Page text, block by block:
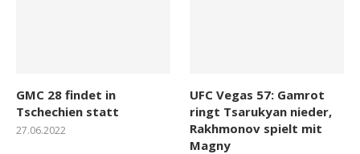
GMC 28 findet in
Tschechien statt
27.06.2022
UFC Vegas 57: Gamrot
ringt Tsarukyan nieder,
Rakhmonov spielt mit
Magny